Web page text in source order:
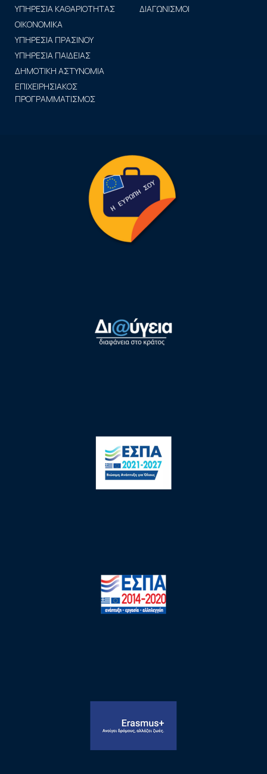
ΥΠΗΡΕΣΙΑ ΚΑΘΑΡΙΟΤΗΤΑΣ
ΟΙΚΟΝΟΜΙΚΑ
ΥΠΗΡΕΣΙΑ ΠΡΑΣΙΝΟΥ
ΥΠΗΡΕΣΙΑ ΠΑΙΔΕΙΑΣ
ΔΗΜΟΤΙΚΗ ΑΣΤΥΝΟΜΙΑ
ΕΠΙΧΕΙΡΗΣΙΑΚΟΣ
ΠΡΟΓΡΑΜΜΑΤΙΣΜΟΣ
ΔΙΑΓΩΝΙΣΜΟΙ